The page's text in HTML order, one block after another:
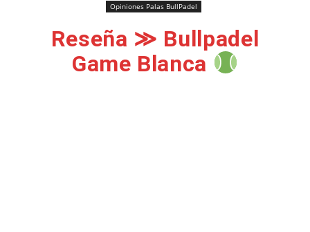
Opiniones Palas BullPadel
Reseña ≫ Bullpadel
Game Blanca